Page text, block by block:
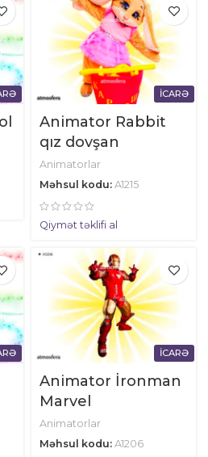
İCARƏ
Animator Rabbit
qız dovşan
Animatorlar
Məhsul kodu: A1215
Qiymət təklifi al
İCARƏ
Animator İronman
Marvel
Animatorlar
Məhsul kodu: A1206